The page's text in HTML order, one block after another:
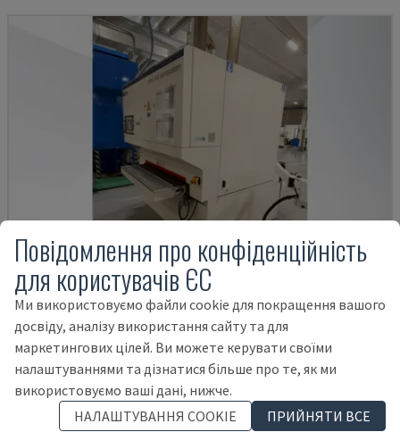
ESYM M3 1350
CMS - МАШИНА ДЛЯ ВИДАЛЕННЯ ЗАДИРОК
БОЛГАРІЯ 2019
106.000 €
Повідомлення про конфіденційність
для користувачів ЄС
Ми використовуємо файли cookie для покращення вашого
досвіду, аналізу використання сайту та для
маркетингових цілей. Ви можете керувати своїми
налаштуваннями та дізнатися більше про те, як ми
використовуємо ваші дані, нижче.
НАЛАШТУВАННЯ COOKIE
ПРИЙНЯТИ ВСЕ